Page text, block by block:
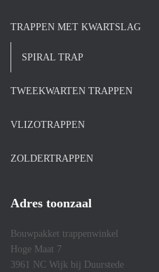
TRAPPEN MET KWARTSLAG
SPIRAL TRAP
TWEEKWARTEN TRAPPEN
VLIZOTRAPPEN
ZOLDERTRAPPEN
Adres toonzaal
Bouwpakket trappenwinkel
Hoge Maat 7
3961 NC Wijk bij Duurstede